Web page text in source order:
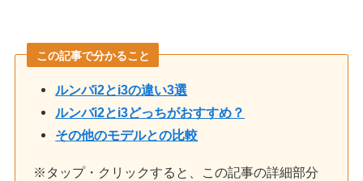
この記事で分かること
ルンバi2とi3の違い3選
ルンバi2とi3どっちがおすすめ？
その他のモデルとの比較
※タップ・クリックすると、この記事の詳細部分